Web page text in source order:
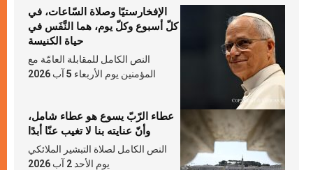
الإفخارستيّا وصلاة السّاعات، في
كلّ أسبوع وكلّ يوم، هما النَّفَس في
حياة الكنيسة
النص الكامل للمقابلة العامّة مع
المؤمنين يوم الأربعاء 5 آب 2026
عطاء الرّبّ يسوع هو عطاء شامل،
وأنّ عنايته بنا لا تغيب عنّا أبدًا
النص الكامل لصلاة التبشير الملائكي
يوم الأحد 2 آب 2026